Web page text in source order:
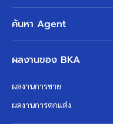
ค้นหา Agent
ผลงานของ BKA
ผลงานการขาย
ผลงานการตกแต่ง